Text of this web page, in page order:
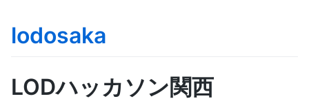
lodosaka
LODハッカソン関西